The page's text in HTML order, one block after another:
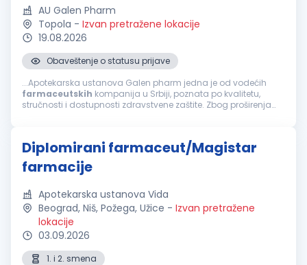
AU Galen Pharm
Topola - Izvan pretražene lokacije
19.08.2026
Obaveštenje o statusu prijave
...Apotekarska ustanova Galen pharm jedna je od vodećih
farmaceutskih kompanija u Srbiji, poznata po kvalitetu,
stručnosti i dostupnosti zdravstvene zaštite. Zbog proširenja
Diplomirani farmaceut/Magistar
farmacije
Apotekarska ustanova Vida
Beograd, Niš, Požega, Užice - Izvan pretražene
lokacije
03.09.2026
1. i 2. smena